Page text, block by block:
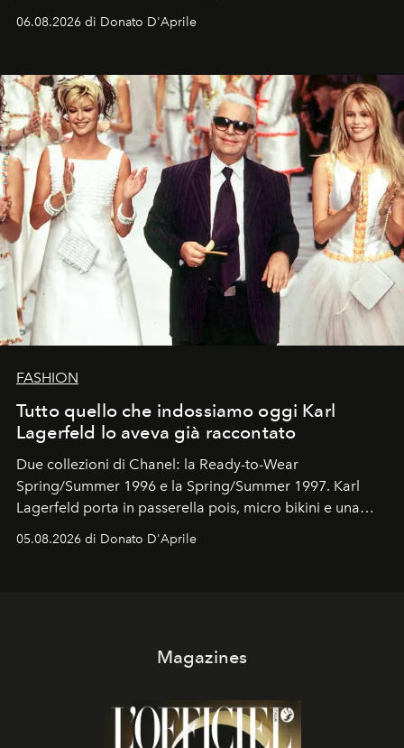
06.08.2026 di Donato D'Aprile
FASHION
Tutto quello che indossiamo oggi Karl
Lagerfeld lo aveva già raccontato
Due collezioni di Chanel: la Ready-to-Wear
Spring/Summer 1996 e la Spring/Summer 1997. Karl
Lagerfeld porta in passerella pois, micro bikini e una
Kate, Claudia e Carla una dietro l'altra. Trent'anni dopo,
05.08.2026 di Donato D'Aprile
Magazines